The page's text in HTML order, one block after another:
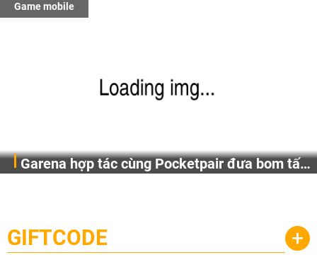
Game mobile
Garena hợp tác cùng Pocketpair đưa bom tấn
cầu, theo giấy phép chính thức từ công ty game Nhật Bản
Pocketpair, Inc.
GIFTCODE +